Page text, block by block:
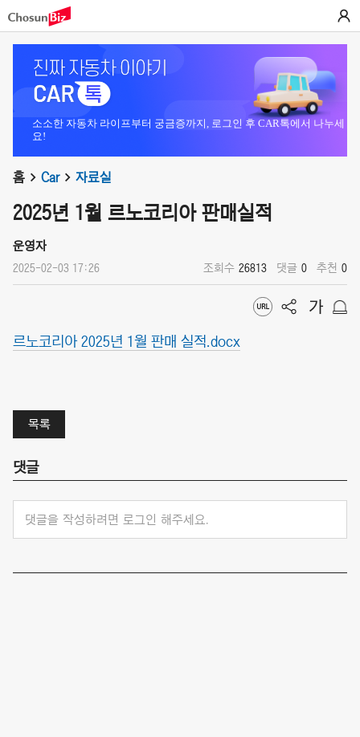
소소한 자동차 라이프부터 궁금증까지, 로그인 후 CAR톡에서 나누세
요!
홈 Car 자료실
2025년 1월 르노코리아 판매실적
운영자
2025-02-03 17:26 조회수 26813 댓글 0 추천 0
르노코리아 2025년 1월 판매 실적.docx
목록
댓글
댓글을 작성하려면 로그인 해주세요.